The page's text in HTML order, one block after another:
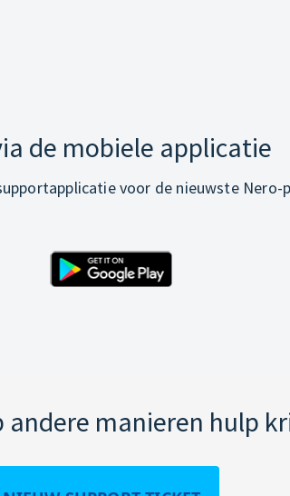
de mobiele applicatie
voor de nieuwste Nero-
andere manieren hulp